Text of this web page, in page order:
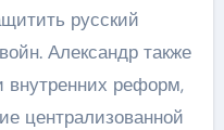
русский
Александр также
внутренних реформ,
централизованной